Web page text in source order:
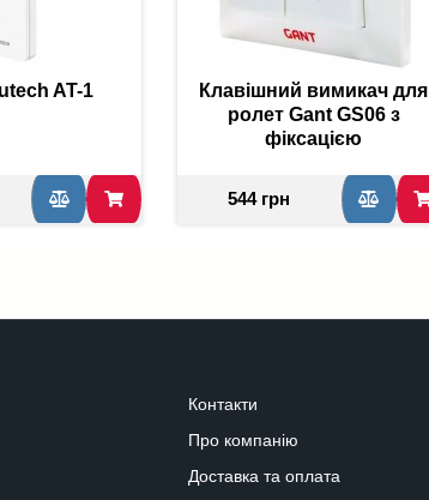
AT-1
Клавішний вимикач для
ролет Gant GS06 з
фіксацією
544 грн
Контакти
Про компанію
Доставка та оплата